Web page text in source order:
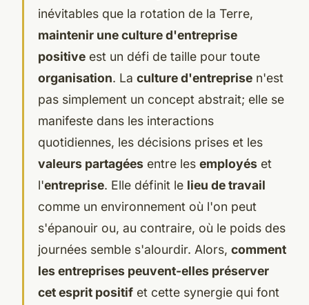
inévitables que la rotation de la Terre,
maintenir une culture d'entreprise
positive est un défi de taille pour toute
organisation. La culture d'entreprise n'est
pas simplement un concept abstrait; elle se
manifeste dans les interactions
quotidiennes, les décisions prises et les
valeurs partagées entre les employés et
l'entreprise. Elle définit le lieu de travail
comme un environnement où l'on peut
s'épanouir ou, au contraire, où le poids des
journées semble s'alourdir. Alors, comment
les entreprises peuvent-elles préserver
cet esprit positif et cette synergie qui font